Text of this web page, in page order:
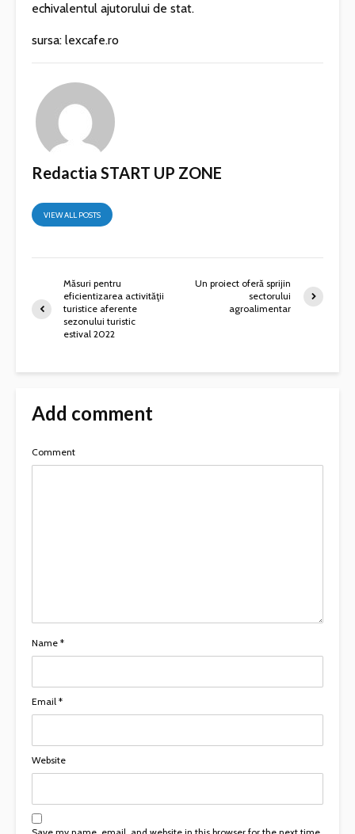
echivalentul ajutorului de stat.
sursa: lexcafe.ro
Redactia START UP ZONE
VIEW ALL POSTS
Măsuri pentru
eficientizarea activităţii
turistice aferente
sezonului turistic
estival 2022
Un proiect oferă sprijin
sectorului
agroalimentar
Add comment
Comment
Name *
Email *
Website